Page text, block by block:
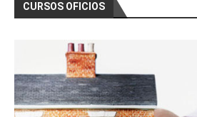
CURSOS OFICIOS